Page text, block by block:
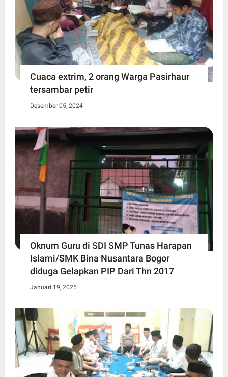
Cuaca extrim, 2 orang Warga Pasirhaur
tersambar petir
Desember 05, 2024
Oknum Guru di SDI SMP Tunas Harapan
Islami/SMK Bina Nusantara Bogor
diduga Gelapkan PIP Dari Thn 2017
Januari 19, 2025